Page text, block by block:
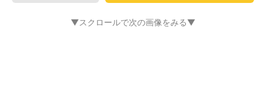
▼スクロールで次の画像をみる▼